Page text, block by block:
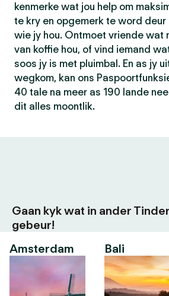
kenmerke wat jou help om
te kry en opgemerk te word deur
wie jy hou. Ontmoet vriende wat
van koffie hou, of vind iemand
soos jy is met pluimbal. En as jy
wegkom, kan ons
40 tale na meer as 190 lande
dit alles moontlik.
Gaan kyk wat in ander
gebeur!
Amsterdam
Bali